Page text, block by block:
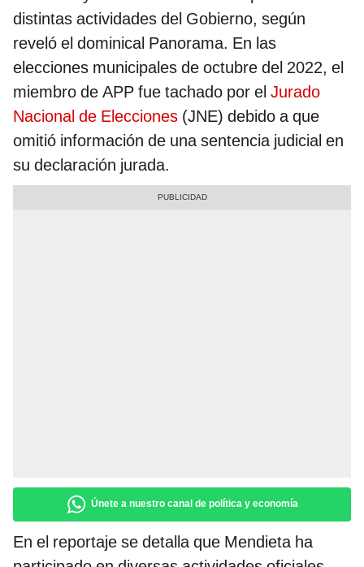
distintas actividades del Gobierno, según
reveló el dominical Panorama. En las
elecciones municipales de octubre del 2022, el
miembro de APP fue tachado por el Jurado
Nacional de Elecciones (JNE) debido a que
omitió información de una sentencia judicial en
su declaración jurada.
Únete a nuestro canal de política y economía
En el reportaje se detalla que Mendieta ha